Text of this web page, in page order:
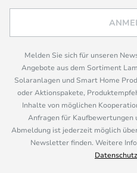
Melden Sie sich für unseren
Angebote aus dem Sortiment
Solaranlagen und Smart Home
oder Aktionspakete,
Inhalte von möglichen
Anfragen für Kaufbewertungen
Abmeldung ist jederzeit möglich
Newsletter finden. Weitere